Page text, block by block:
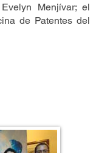
Menjívar; el
de Patentes del